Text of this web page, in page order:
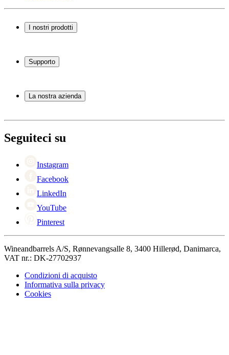
I nostri prodotti
Scaffali per vino
Mobili per vino
Supporto
Servizio
Pagamento
Ritorno
La nostra azienda
Black Friday
Singles Day
Seguiteci su
Instagram
Facebook
LinkedIn
YouTube
Pinterest
Wineandbarrels A/S, Rønnevangsalle 8, 3400 Hillerød, Danimarca,
VAT nr.: DK-27702937
Condizioni di acquisto
Informativa sulla privacy
Cookies